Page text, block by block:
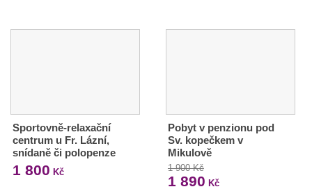
Sportovně-relaxační
centrum u Fr. Lázní,
snídaně či polopenze
1 800 Kč
Pobyt v penzionu pod
Sv. kopečkem v
Mikulově
1 900 Kč
1 890 Kč